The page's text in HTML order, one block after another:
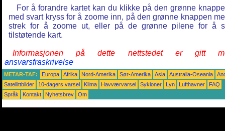
For å forandre kartet kan du klikke på den grønne
med svart kryss for å zoome inn, på den grønne knappen
strek for å zoome ut, eller på de grønne pilene for å
tilstøtende kart.
Informasjonen på dette nettstedet er gitt
ansvarsfraskrivelse
METAR-TAF: Europa Afrika Nord-Amerika Sør-Amerika Asia Australia-Oseania
Satellittbilder
10-dagers varsel Klima Havværvarsel Sykloner Lyn Lufthavner
FAQ
Språk
Kontakt Nyhetsbrev Om